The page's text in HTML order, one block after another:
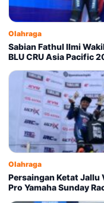
Olahraga
Sabian Fathul Ilmi
BLU CRU Asia Pacific
Olahraga
Persaingan Ketat Jallu
Pro Yamaha Sunday